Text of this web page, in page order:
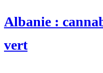
Albanie :
vert